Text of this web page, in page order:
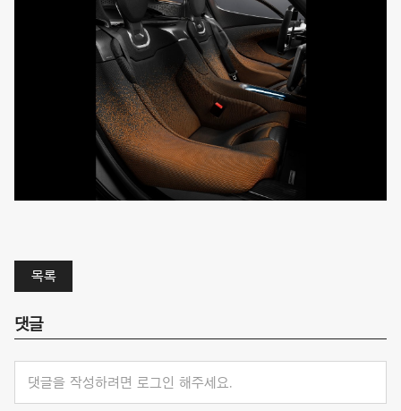
목록
댓글
댓글을 작성하려면 로그인 해주세요.